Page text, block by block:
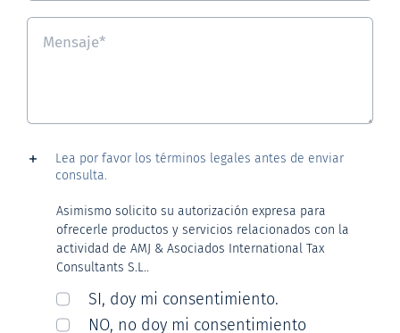
Lea por favor los términos legales antes de enviar
consulta.
Asimismo solicito su autorización expresa para
ofrecerle productos y servicios relacionados con la
actividad de AMJ & Asociados International Tax
Consultants S.L..
SI, doy mi consentimiento.
NO, no doy mi consentimiento